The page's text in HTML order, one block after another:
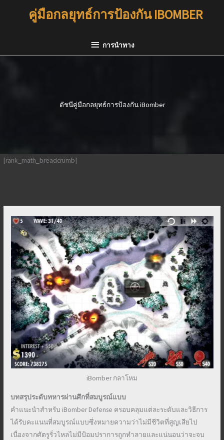
คู่มือกลยุทธ์การป้องกัน IBOMBER
การนำ
การนำทาง
ดัชนีคู่มือกลยุทธ์การป้องกัน iBomber
[rank_math_breadcrumb]
iBomber กลาโหม
บทสรุประดับทหารผ่านศึกที่สมบูรณ์แบบ
คำแนะนำสำหรับ iBomber Defense ครอบคลุมแต่ละระดับและวิธีการ
ได้รับคะแนนที่สมบูรณ์แบบซึ่งหมายความว่าไม่มีชีวิตที่สูญเสียไป
เนื่องจากศัตรูรั่วไหลไม่มีป้อมปราการถูกทำลายและแน่นอนว่าจะจบ